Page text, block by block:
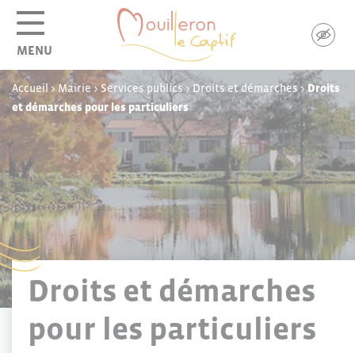
MENU
Accueil >Mairie> Services publics>Droits et démarches>Droits
et démarches pour les particuliers
Droits et démarches
pour les particuliers
Panneau de gestion des cookies